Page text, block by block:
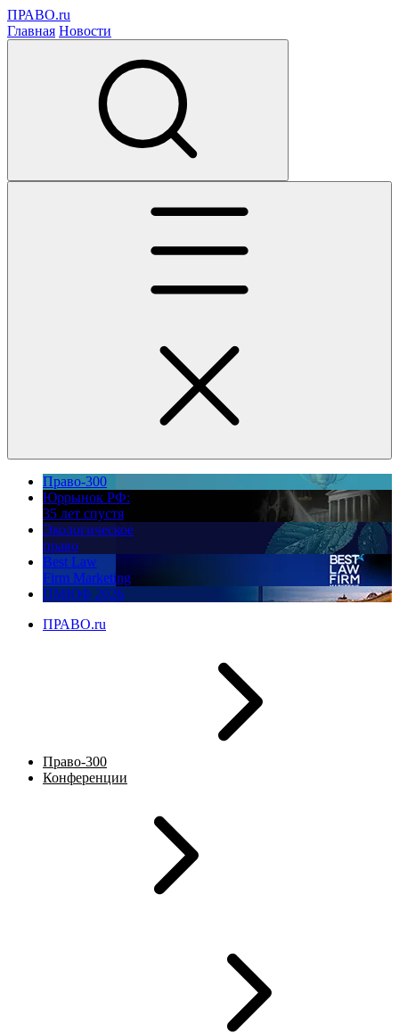
ПРАВО.ru
Главная Новости
Право-300
Юррынок РФ:
35 лет спустя
Экологическое
право
Best Law
Firm Marketing
ПМЮФ 2026
ПРАВО.ru
Право-300
Конференции